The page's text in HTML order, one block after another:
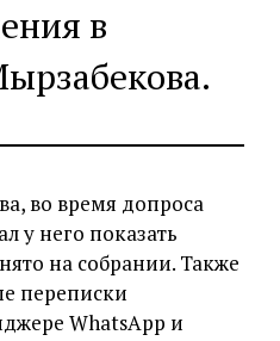
в
во время допроса
у него показать
на собрании. Также
переписки
WhatsApp и